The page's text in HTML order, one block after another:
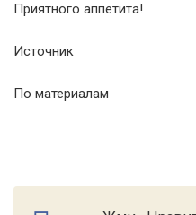
Приятного аппетита!
Источник
По материалам